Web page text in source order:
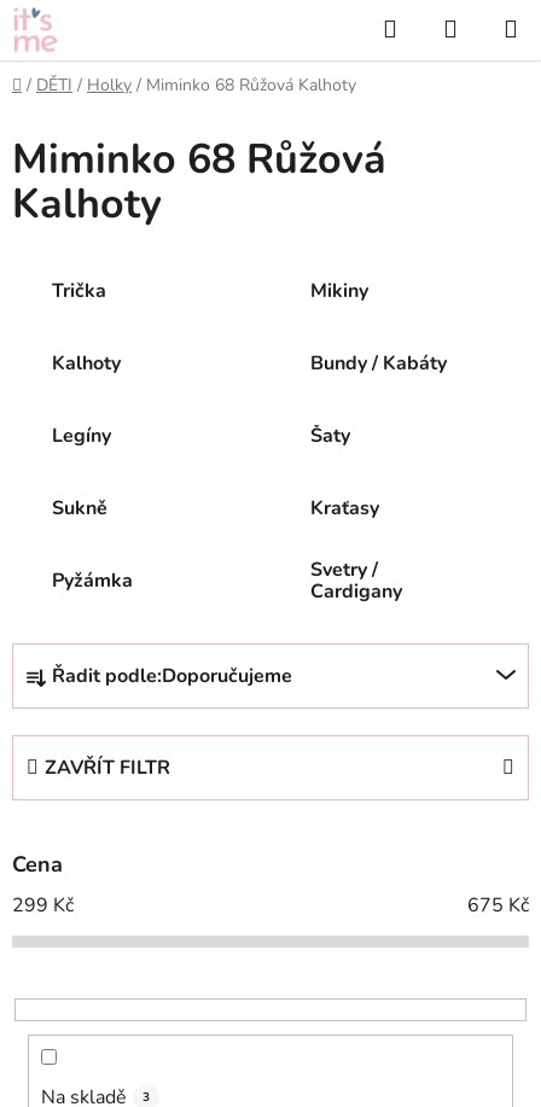
Přejít
na
obsah
Hledat
KOŠÍK
Domů
/ DĚTI / Holky / Miminko 68 Růžová Kalhoty
Miminko 68 Růžová
Kalhoty
Trička Mikiny
Kalhoty Bundy / Kabáty
Legíny Šaty
Sukně Kraťasy
Pyžámka
Svetry /
Cardigany
Ř
z
p
r
o
d
k
t
Řadit podle:Doporučujeme
ZAVŘÍT FILTR
Cena
299 Kč 675 Kč
Na skladě 3